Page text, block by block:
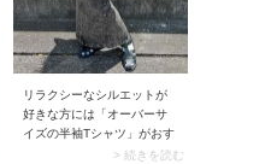
リラクシーなシルエットが
好きな方には「オーバーサ
イズの半袖Tシャツ」がおす
すめ。ドロップショルダー
> 続きを読む